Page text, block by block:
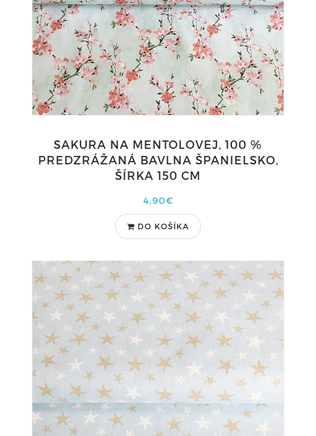
SAKURA NA MENTOLOVEJ, 100 %
PREDZRÁŽANÁ BAVLNA ŠPANIELSKO,
ŠÍRKA 150 CM
4,90€
DO KOŠÍKA